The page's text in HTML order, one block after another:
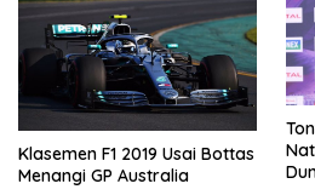
Klasemen F1 2019 Usai Bottas
Menangi GP Australia